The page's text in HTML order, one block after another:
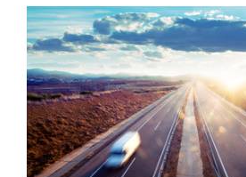
Ver
imagen
más
grande